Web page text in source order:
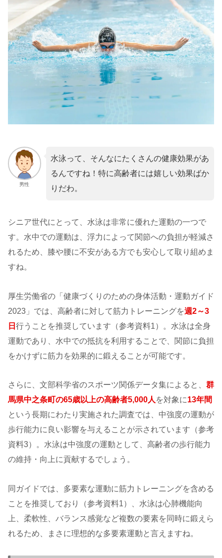
男性
水泳って、そんなにたくさんの健康効果があ
るんですね！特に高齢者には嬉しい効果ばか
りだわ。
シニア世代にとって、水泳は非常に優れた運動の一つで
す。水中での運動は、浮力によって関節への負担が軽減さ
れるため、膝や腰に不安がある方でも安心して取り組めま
すね。
厚生労働省の「健康づくりのための身体活動・運動ガイド
2023」では、高齢者に対して筋力トレーニングを週2～3
日 行うことを推奨しています（参考資料1）。水泳は全身
運動であり、水中での抵抗を利用することで、関節に負担
をかけずに筋力を効果的に鍛えることが可能です。
さらに、文部科学省のスポーツ関係データ集によると、 群
馬県中之条町の65歳以上の高齢者5,000人 を対象に13年間
という長期にわたり実施された調査では、中強度の運動が
歩行能力に良い影響を与えることが示されています（参考
資料3）。水泳は中強度の運動として、高齢者の歩行能力
の維持・向上に貢献するでしょう。
同ガイドでは、多要素な運動に筋力トレーニングを含める
ことを推奨しており（参考資料1）、水泳は心肺機能向
上、柔軟性、バランス感覚など複数の要素を同時に鍛えら
れるため、まさに理想的な多要素運動と言えますね。